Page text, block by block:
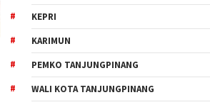
KEPRI
KARIMUN
PEMKO TANJUNGPINANG
WALI KOTA TANJUNGPINANG